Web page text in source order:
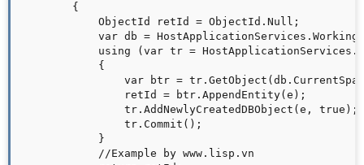
        {
            ObjectId retId = ObjectId.Null;
var db =
using (var tr =
            {
var btr =
                retId = btr.AppendEntity(e);
                tr.AddNewlyCreatedDBObject(e, true);
                tr.Commit();
            }
            //Example by www.lisp.vn